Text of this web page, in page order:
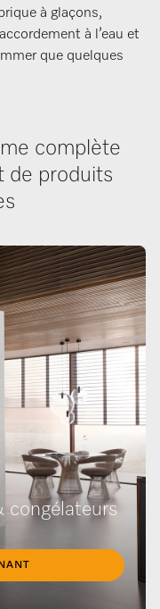
à glaçons,
à l’eau et
que quelques
complète
de produits
congélateurs